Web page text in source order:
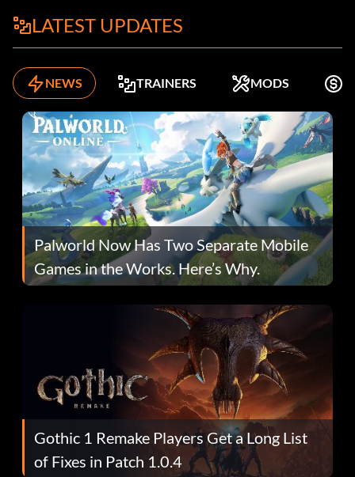
LATEST UPDATES
NEWS TRAINERS MODS
Palworld Now Has Two Separate Mobile
Games in the Works. Here’s Why.
Gothic 1 Remake Players Get a Long List
of Fixes in Patch 1.0.4